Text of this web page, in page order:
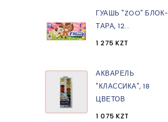
ГУАШЬ "ZOO" БЛОК-
ТАРА, 12...
1 275 KZT
АКВАРЕЛЬ
"КЛАССИКА", 18
ЦВЕТОВ
1 075 KZT